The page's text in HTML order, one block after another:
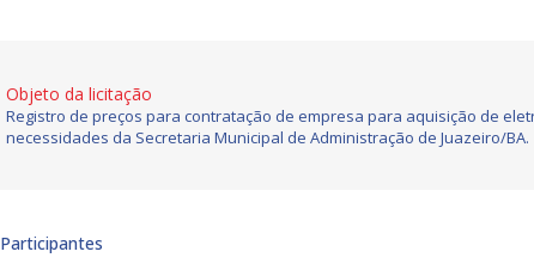
Objeto da licitação
Registro de preços para contratação de empresa para aquisição de
necessidades da Secretaria Municipal de Administração de Juazeiro/BA.
Participantes